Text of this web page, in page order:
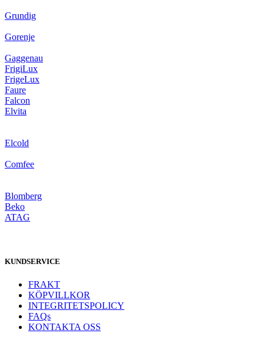
Grundig
Gorenje
Gaggenau
FrigiLux
FrigeLux
Faure
Falcon
Elvita
Elcold
Comfee
Blomberg
Beko
ATAG
KUNDSERVICE
FRAKT
KÖPVILLKOR
INTEGRITETSPOLICY
FAQs
KONTAKTA OSS